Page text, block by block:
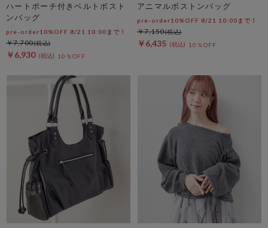
ハートポーチ付きベルトボスト
ンバッグ
pre-order10%OFF 8/21 10:00まで！
￥6,930 10％OFF
￥7,700
アニマルボストンバッグ
pre-order10%OFF 8/21 10:00まで！
￥6,435 10％OFF
￥7,150